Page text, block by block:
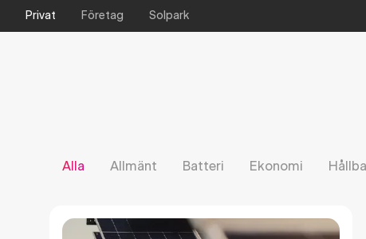
Privat Företag Solpark
Alla Allmänt Batteri Ekonomi